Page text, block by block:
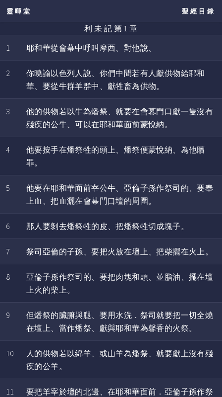
靈暉堂 聖經目錄
利 未 記 第 1 章
1
耶和華從會幕中呼叫摩西、對他說、
2
你曉諭以色列人說、你們中間若有人獻供物給耶和
華、要從牛群羊群中、獻牲畜為供物。
3
他的供物若以牛為燔祭、就要在會幕門口獻一隻沒有
殘疾的公牛、可以在耶和華面前蒙悅納。
4
他要按手在燔祭牲的頭上、燔祭便蒙悅納、為他贖
罪。
5
他要在耶和華面前宰公牛、亞倫子孫作祭司的、要奉
上血、把血灑在會幕門口壇的周圍。
6 那人要剝去燔祭牲的皮、把燔祭牲切成塊子。
7 祭司亞倫的子孫、要把火放在壇上、把柴擺在火上。
8
亞倫子孫作祭司的、要把肉塊和頭、並脂油、擺在壇
上火的柴上。
9
但燔祭的臟腑與腿、要用水洗．祭司就要把一切全燒
在壇上、當作燔祭、獻與耶和華為馨香的火祭。
10
人的供物若以綿羊、或山羊為燔祭、就要獻上沒有殘
疾的公羊。
11
要把羊宰於壇的北邊、在耶和華面前．亞倫子孫作祭